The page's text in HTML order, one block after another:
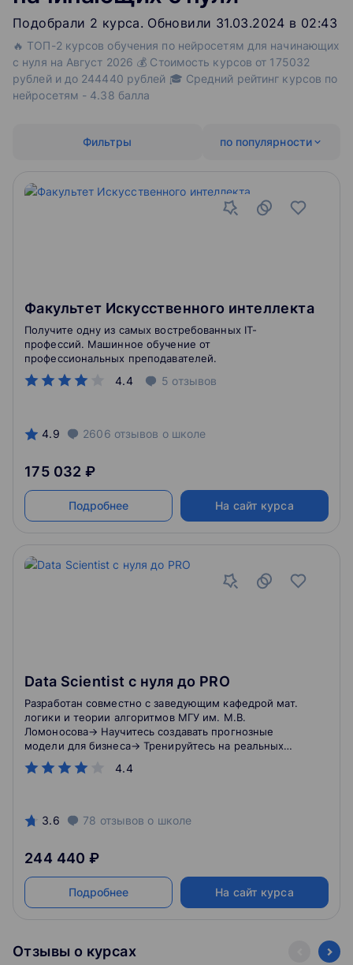
Подобрали 2 курса. Обновили 31.03.2024 в 02:43
🔥 ТОП-2 курсов обучения по нейросетям для начинающих
с нуля на Август 2026 💰 Стоимость курсов от 175032
рублей и до 244440 рублей 🎓 Средний рейтинг курсов по
нейросетям - 4.38 балла
по популярности
Фильтры
Факультет Искусственного интеллекта
4.4 5 отзывов
Получите одну из самых востребованных IT-
профессий. Машинное обучение от
профессиональных преподавателей.
4.9 2606 отзывов о школе
175 032 ₽
Подробнее На сайт курса
Data Scientist с нуля до PRO
4.4
Разработан совместно с заведующим кафедрой мат.
логики и теории алгоритмов МГУ им. М.В.
Ломоносова→ Научитесь создавать прогнозные
модели для бизнеса→ Тренируйтесь на реальных
проектах и кейсах→ Начните работать удаленно из
любой точки мира
3.6 78 отзывов о школе
244 440 ₽
Подробнее На сайт курса
Отзывы о курсах